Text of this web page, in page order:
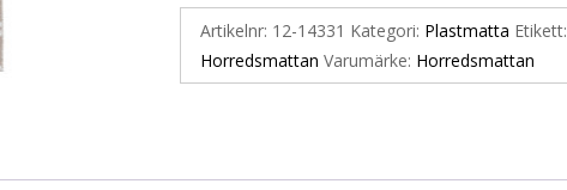
Artikelnr: 12-14331 Kategori: Plastmatta Etikett:
Horredsmattan Varumärke: Horredsmattan